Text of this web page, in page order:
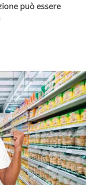
può essere